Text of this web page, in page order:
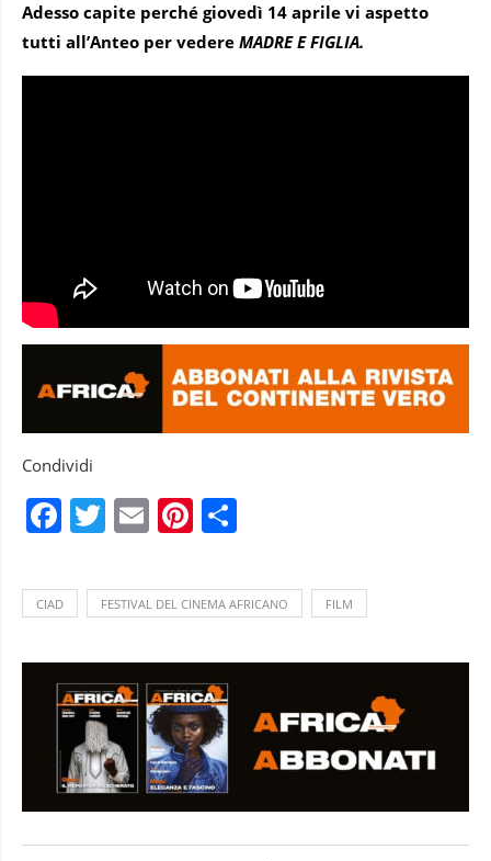
Adesso capite perché giovedì 14 aprile vi aspetto
tutti all’Anteo per vedere MADRE E FIGLIA.
Condividi
Facebook
Twitter
EmailPinterest
CIAD FESTIVAL DEL CINEMA AFRICANO FILM